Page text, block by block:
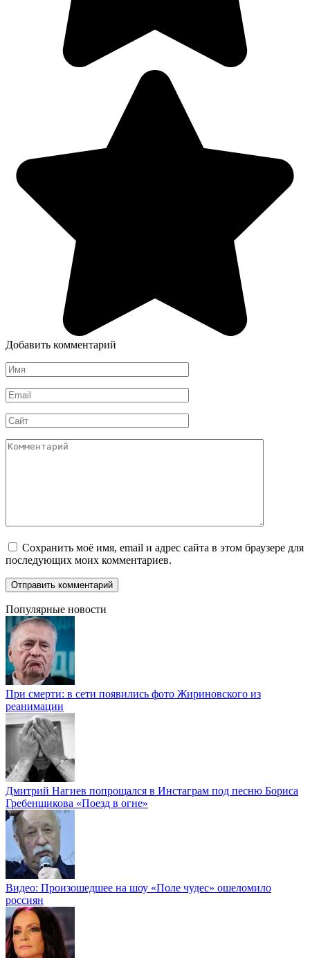
Добавить комментарий
Имя
*
Email
*
Сайт
Комментарий
Сохранить моё имя, email и адрес сайта в этом браузере для
последующих моих комментариев.
Популярные новости
При смерти: в сети появились фото Жириновского из
реанимации
Дмитрий Нагиев попрощался в Инстаграм под песню Бориса
Гребенщикова «Поезд в огне»
Видео: Произошедшее на шоу «Поле чудес» ошеломило
россиян